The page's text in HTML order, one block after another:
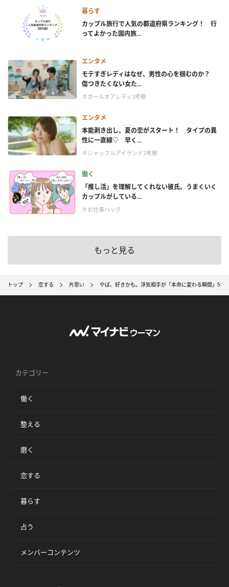
暮らす
カップル旅行で人気の都道府県ランキング！ 行
ってよかった国内旅...
エンタメ
モテすぎレディはなぜ、男性の心を掴むのか？
傷つきたくない女た...
＃ガールオアレディ3考察
エンタメ
本能剥き出し、夏の恋がスタート！ タイプの異
性に一直線♡ 早く...
＃シャッフルアイランド7考察
働く
「推し活」を理解してくれない彼氏。うまくいく
カップルがしている...
＃お仕事ハック
もっと見る
トップ 恋する 片思い やば、好きかも。浮気相手が「本命に変わる瞬間」5つ
カテゴリー
働く
整える
磨く
恋する
暮らす
占う
メンバーコンテンツ